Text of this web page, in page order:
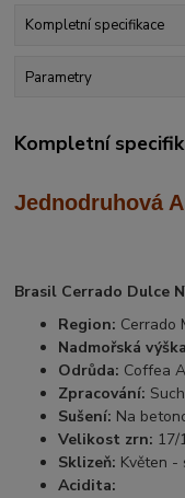
Kompletní specifikace
Parametry
Kompletní
Jednodruhová
Brasil Cerrado Dulce
Region: Cerrado
Nadmořská
Odrůda: Coffea
Zpracování:
Sušení: Na
Velikost zrn: 17/
Sklizeň: Květen -
Acidita: